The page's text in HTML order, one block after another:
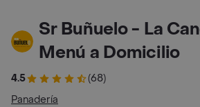
Sr Buñuelo - La
Menú a Domicilio
4.5
(68)
Panadería